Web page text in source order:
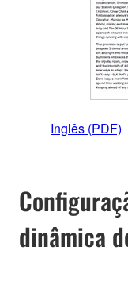
Inglês (PDF)
dinâmica